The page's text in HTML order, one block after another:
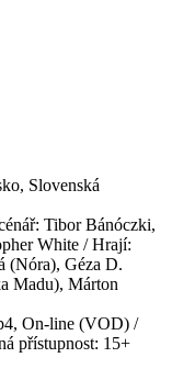
Slovenská
Tibor Bánóczki,
White / Hrají:
(Nóra), Géza D.
Madu), Márton
On-line (VOD) /
přístupnost: 15+